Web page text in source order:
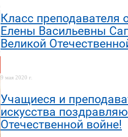
Класс преподавателя
Елены Васильевны
Великой
9 мая 2020 г.
Учащиеся и
искусства
Отечественной войне!